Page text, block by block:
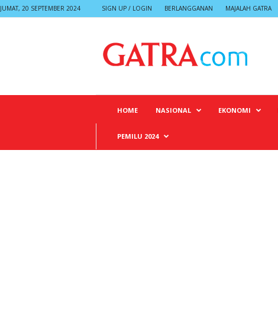
JUMAT, 20 SEPTEMBER 2024 SIGN UP / LOGIN BERLANGGANAN MAJALAH GATRA
HOME NASIONAL EKONOMI
PEMILU 2024